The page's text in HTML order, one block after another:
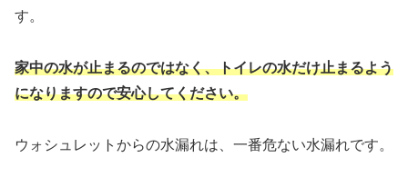
す。
家中の水が止まるのではなく、トイレの水だけ止まるよう
になりますので安心してください。
ウォシュレットからの水漏れは、一番危ない水漏れです。